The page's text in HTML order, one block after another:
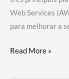
Web Services
para melhorar a
Gerenciamento
Read More »